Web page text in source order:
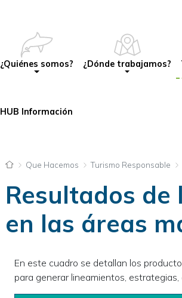
Navegación principal
¿Quiénes somos? ¿Dónde trabajamos?
HUB Información
Que Hacemos Turismo Responsable
Resultados
en las áreas
En este cuadro se detallan los
para generar lineamientos,